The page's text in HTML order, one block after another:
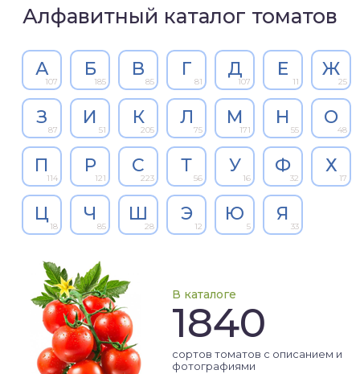
Алфавитный каталог томатов
А
107
Б
185
В
85
Г
81
Д
107
Е
11
Ж
25
З
87
И
51
К
205
Л
75
М
171
Н
55
О
48
П
114
Р
121
С
223
Т
56
У
16
Ф
32
Х
17
Ц
18
Ч
85
Ш
28
Э
12
Ю
5
Я
33
В каталоге
1840
сортов томатов с описанием и
фотографиями